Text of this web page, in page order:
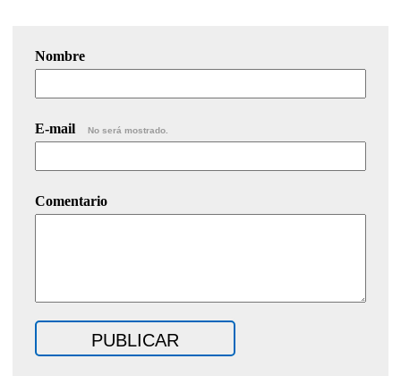
Nombre
E-mail No será mostrado.
Comentario